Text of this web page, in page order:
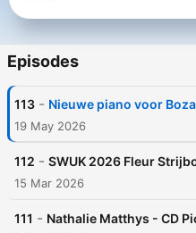
Episodes
113 - Nieuwe piano voor
19 May 2026
112 - SWUK 2026 Fleur
15 Mar 2026
111 - Nathalie Matthys - CD